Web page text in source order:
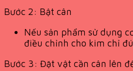
Bước 2: Bật cân
Nếu sản phẩm sử dụng
điều chỉnh cho kim chỉ
Bước 3: Đặt vật cần cân lên